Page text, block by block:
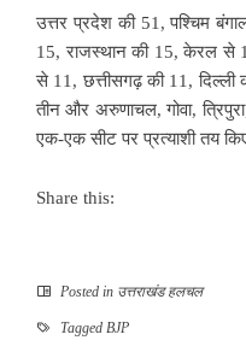
उत्तर प्रदेश की 51, पश्चिम
15, राजस्थान की 15, केरल से
से 11, छत्तीसगढ़ की 11, दिल्ली
तीन और अरुणाचल, गोवा,
एक-एक सीट पर प्रत्याशी तय
Share this:
Posted in उत्तराखंड हलचल
Tagged BJP